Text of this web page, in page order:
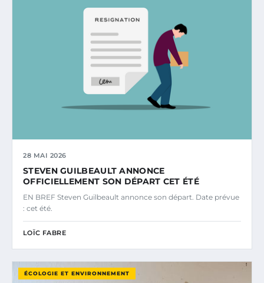
28 MAI 2026
STEVEN GUILBEAULT ANNONCE
OFFICIELLEMENT SON DÉPART CET ÉTÉ
EN BREF Steven Guilbeault annonce son départ. Date prévue
: cet été.
LOÏC FABRE
ÉCOLOGIE ET ENVIRONNEMENT